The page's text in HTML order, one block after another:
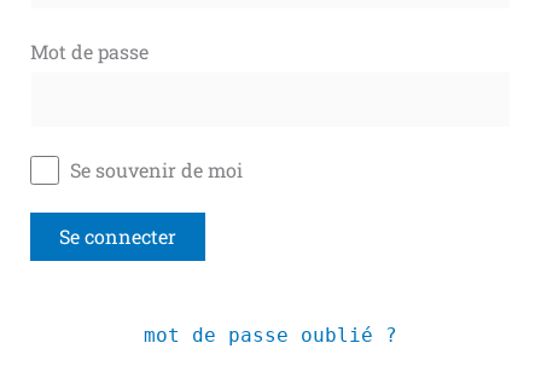
Mot de passe
Se souvenir de moi
mot de passe oublié ?